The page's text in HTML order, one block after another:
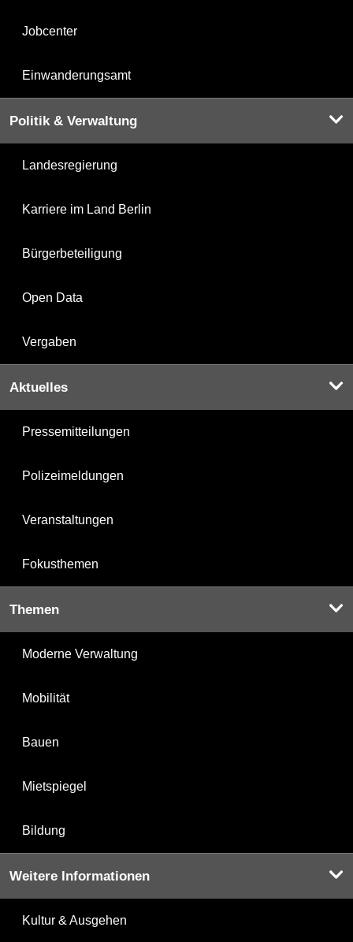
Jobcenter
Einwanderungsamt
Politik & Verwaltung
Landesregierung
Karriere im Land Berlin
Bürgerbeteiligung
Open Data
Vergaben
Aktuelles
Pressemitteilungen
Polizeimeldungen
Veranstaltungen
Fokusthemen
Themen
Moderne Verwaltung
Mobilität
Bauen
Mietspiegel
Bildung
Weitere Informationen
Kultur & Ausgehen